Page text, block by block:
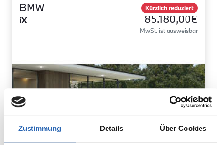
Zustimmung Details Über Cookies
BMW
iX
Kürzlich reduziert
85.180,00€
MwSt. ist ausweisbar